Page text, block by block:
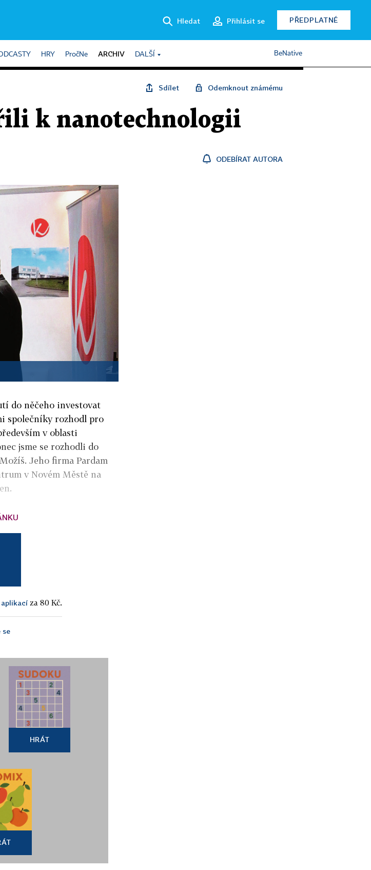
Hledat Přihlásit se PŘEDPLATNÉ
HRY PročNe ARCHIV DALŠÍ BeNative
Sdílet Odemknout známému
k nanotechnologii
ODEBÍRAT AUTORA
do něčeho investovat
společníky rozhodl pro
v oblasti
jsme se rozhodli do
Jeho firma Pardam
v Novém Městě na
aplikací za 80 Kč.
se
HRÁT